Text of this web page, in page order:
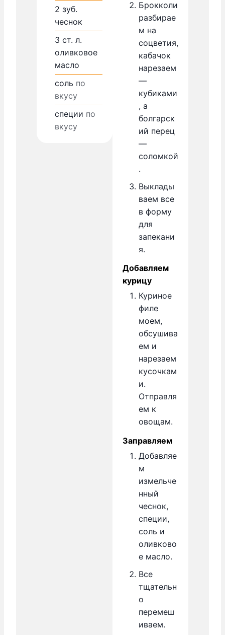
2 зуб.
чеснок
3 ст. л.
оливковое
масло
соль по
вкусу
специи по
вкусу
Брокколи
разбирае
м на
соцветия,
кабачок
нарезаем
—
кубиками
, а
болгарск
ий перец
—
соломкой
.
Выклады
ваем все
в форму
для
запекани
я.
Добавляем
курицу
Куриное
филе
моем,
обсушива
ем и
нарезаем
кусочкам
и.
Отправля
ем к
овощам.
Заправляем
Добавляе
м
измельче
нный
чеснок,
специи,
соль и
оливково
е масло.
Все
тщательн
о
перемеш
иваем.